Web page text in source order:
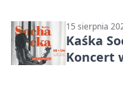
15 sierpnia
Kaśka
Koncert